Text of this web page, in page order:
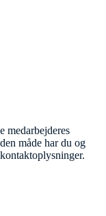
medarbejderes
måde har du og